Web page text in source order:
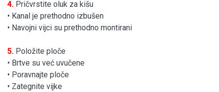
4. Pričvrstite oluk za kišu
• Kanal je prethodno izbušen
• Navojni vijci su prethodno montirani
5. Položite ploče
• Brtve su već uvučene
• Poravnajte ploče
• Zategnite vijke